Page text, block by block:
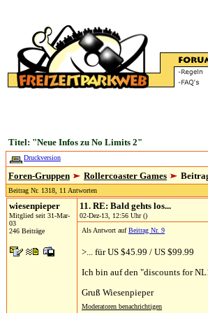
Titel: "Neue Infos zu No Limits 2"
Druckversion
Foren-Gruppen Rollercoaster Games
Beitrag Nr. 1318, 11 Antworten
wiesenpieper
Mitglied seit 31-Mar-
03
246 Beiträge
11. RE: Bald gehts los...
02-Dez-13, 12:56 Uhr ()
Als Antwort aufBeitrag Nr. 9
>... für US $45.99 / US $99.99
Ich bin auf den "discounts for
Gruß Wiesenpieper
Moderatoren benachrichtigen